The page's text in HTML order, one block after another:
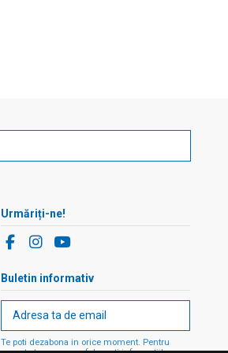
Urmăriți-ne!
Buletin informativ
Te poti dezabona in orice moment. Pentru